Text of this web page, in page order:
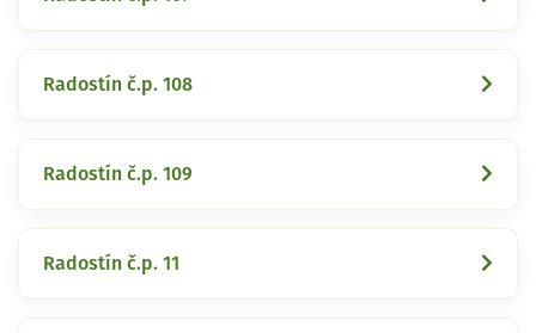
Radostín č.p. 108
Radostín č.p. 109
Radostín č.p. 11